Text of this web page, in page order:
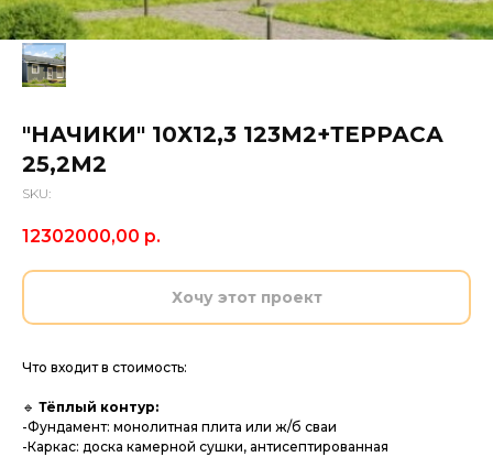
"НАЧИКИ" 10Х12,3 123М2+ТЕРРАСА
25,2М2
SKU:
12302000,00 р.
Хочу этот проект
Что входит в стоимость:
🔹 Тёплый контур:
-Фундамент: монолитная плита или ж/б сваи
-Каркас: доска камерной сушки, антисептированная